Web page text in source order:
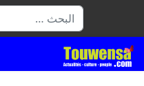
البحث